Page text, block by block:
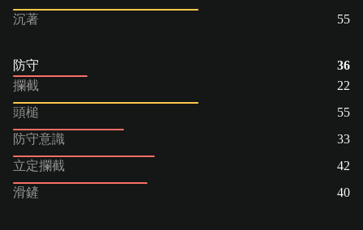
沉著
55
防守
36
攔截
22
頭槌
55
防守意識
33
立定攔截
42
滑鏟
40